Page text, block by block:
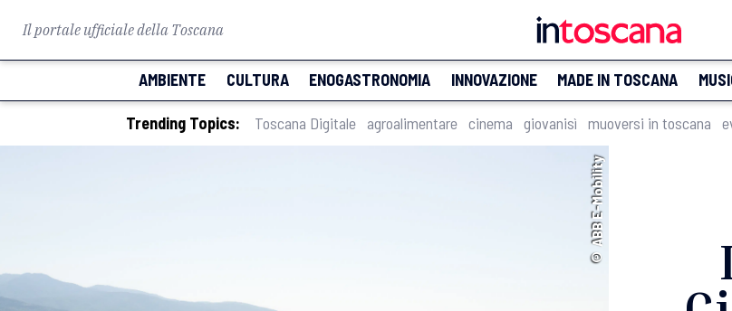
Il portale ufficiale della Toscana
AMBIENTE CULTURA ENOGASTRONOMIA INNOVAZIONE MADE IN TOSCANA
Trending Topics: Toscana Digitale agroalimentare cinema giovanisì muoversi in toscana
© ABB E-Mobility